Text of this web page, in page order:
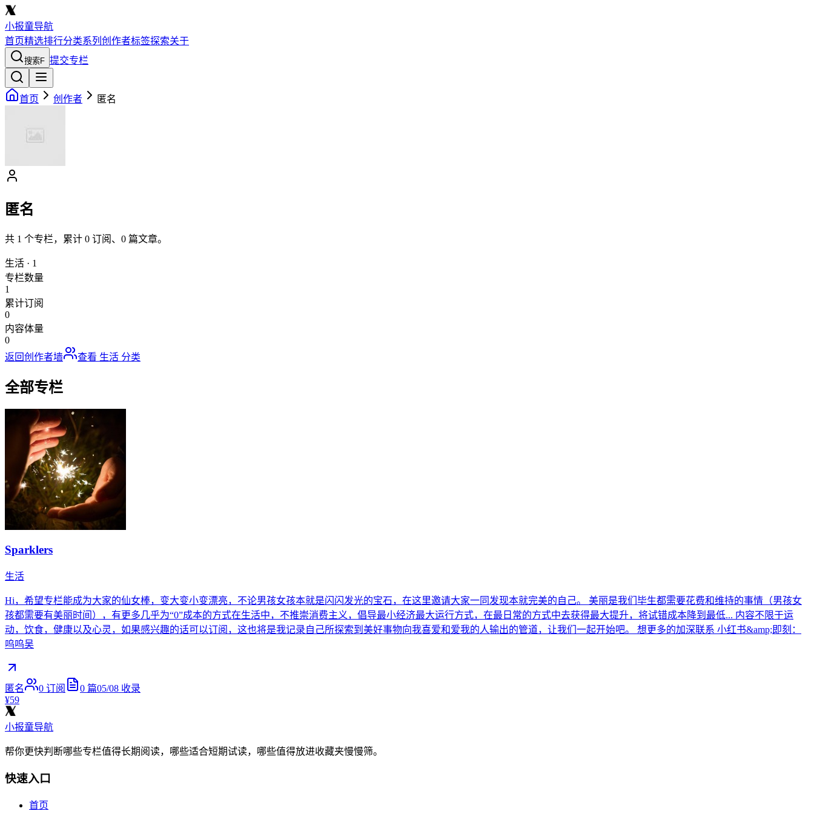
小报童导航
首页精选排行分类系列 创作者标签探索关于
搜索F 提交专栏
首页 创作者 匿名
匿名
共 1 个专栏，累计 0 订阅、 0 篇文章。
生活 · 1
专栏数量
1
累计订阅
0
内容体量
0
返回创作者墙
查看 生活 分类
全部专栏
Sparklers
生活
Hi，希望专栏能成为大家的仙女棒，变大变小变漂亮，不论男孩女孩本就是闪闪发光的宝石，在这里邀请大家一同发现本就完美的自己。 美丽是我们毕生都需要花费和维持的事情（男孩女
孩都需要有美丽时间），有更多几乎为“0”成本的方式在生活中，不推崇消费主义，倡导最小经济最大运行方式，在最日常的方式中去获得最大提升，将试错成本降到最低... 内容不限于运
动，饮食，健康以及心灵，如果感兴趣的话可以订阅，这也将是我记录自己所探索到美好事物向我喜爱和爱我的人输出的管道，让我们一起开始吧。 想更多的加深联系 小红书&amp;即刻：
呜呜吴
匿名 0 订阅 0 篇05/08 收录
¥59
小报童导航
帮你更快判断哪些专栏值得长期阅读，哪些适合短期试读，哪些值得放进收藏夹慢慢筛。
快速入口
首页